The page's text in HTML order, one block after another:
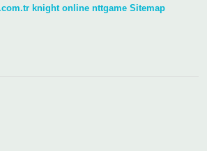
knight online nttgame Sitemap